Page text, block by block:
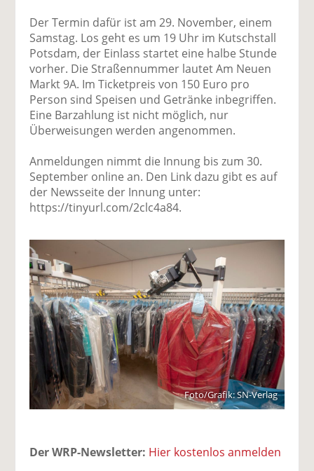
o
k
te
il
e
n
n
te
il
e
n
se
n
d
e
n
Der Termin dafür ist am 29. November, einem
Samstag. Los geht es um 19 Uhr im Kutschstall
Potsdam, der Einlass startet eine halbe Stunde
vorher. Die Straßennummer lautet Am Neuen
Markt 9A. Im Ticketpreis von 150 Euro pro
Person sind Speisen und Getränke inbegriffen.
Eine Barzahlung ist nicht möglich, nur
Überweisungen werden angenommen.
Anmeldungen nimmt die Innung bis zum 30.
September online an. Den Link dazu gibt es auf
der Newsseite der Innung unter:
https://tinyurl.com/2clc4a84.
Foto/Grafik: SN-Verlag
Der WRP-Newsletter: Hier kostenlos anmelden